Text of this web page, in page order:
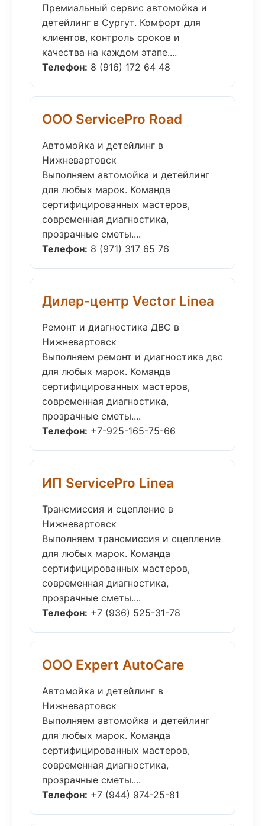
Премиальный сервис автомойка и
детейлинг в Сургут. Комфорт для
клиентов, контроль сроков и
качества на каждом этапе....
Телефон: 8 (916) 172 64 48
ООО ServicePro Road
Автомойка и детейлинг в
Нижневартовск
Выполняем автомойка и детейлинг
для любых марок. Команда
сертифицированных мастеров,
современная диагностика,
прозрачные сметы....
Телефон: 8 (971) 317 65 76
Дилер-центр Vector Linea
Ремонт и диагностика ДВС в
Нижневартовск
Выполняем ремонт и диагностика двс
для любых марок. Команда
сертифицированных мастеров,
современная диагностика,
прозрачные сметы....
Телефон: +7-925-165-75-66
ИП ServicePro Linea
Трансмиссия и сцепление в
Нижневартовск
Выполняем трансмиссия и сцепление
для любых марок. Команда
сертифицированных мастеров,
современная диагностика,
прозрачные сметы....
Телефон: +7 (936) 525-31-78
ООО Expert AutoCare
Автомойка и детейлинг в
Нижневартовск
Выполняем автомойка и детейлинг
для любых марок. Команда
сертифицированных мастеров,
современная диагностика,
прозрачные сметы....
Телефон: +7 (944) 974-25-81